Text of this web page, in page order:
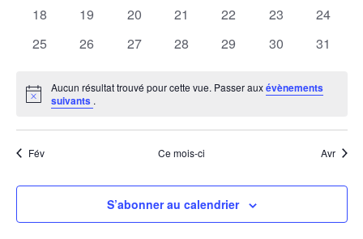
0
18
0
19
0
20
0
21
0
22
0
23
0
24
0
25
0
26
0
27
0
28
0
29
0
30
0
31
Notice
Aucun résultat trouvé pour cette vue. Passer auxévènements
suivants .
Fév Ce mois-ci Avr
S’abonner au calendrier